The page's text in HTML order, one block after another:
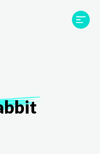
Projectes